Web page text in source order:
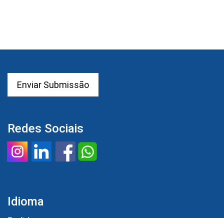
Enviar Submissão
Redes Sociais
Idioma